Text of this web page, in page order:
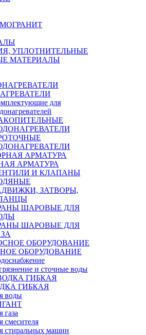
УПЛОТНИТЕЛЬНЫЕ
МАТЕРИАЛЫ
для
АРМАТУРА
И КЛАПАНЫ
ЗАТВОРЫ,
ШАРОВЫЕ ДЛЯ
ШАРОВЫЕ ДЛЯ
ОБОРУДОВАНИЕ
и сточные воды
ГИБКАЯ
воды
газа
смесителя
стиральных машин